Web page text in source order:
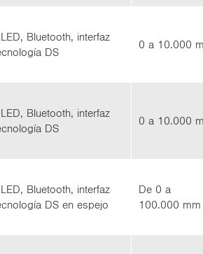
Blue­tooth, in­ter­faz
DS
0 a 10.000
Blue­tooth, in­ter­faz
DS
0 a 10.000
Blue­tooth, in­ter­faz
DS en es­pe­jo
De 0 a
100.000 mm